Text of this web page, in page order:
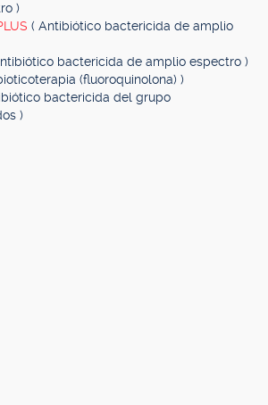
)
( Antibiótico bactericida de amplio
bactericida de amplio espectro )
(fluoroquinolona) )
bactericida del grupo
)